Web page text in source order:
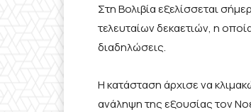
Στη Βολιβία εξελίσσεται
τελευταίων δεκαετιών, η
διαδηλώσεις.
Η κατάσταση άρχισε να
ανάληψη της εξουσίας τον